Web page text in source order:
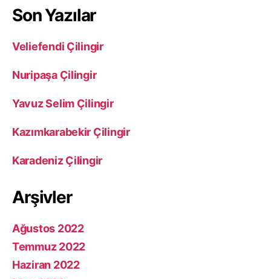
Son Yazılar
Veliefendi Çilingir
Nuripaşa Çilingir
Yavuz Selim Çilingir
Kazımkarabekir Çilingir
Karadeniz Çilingir
Arşivler
Ağustos 2022
Temmuz 2022
Haziran 2022